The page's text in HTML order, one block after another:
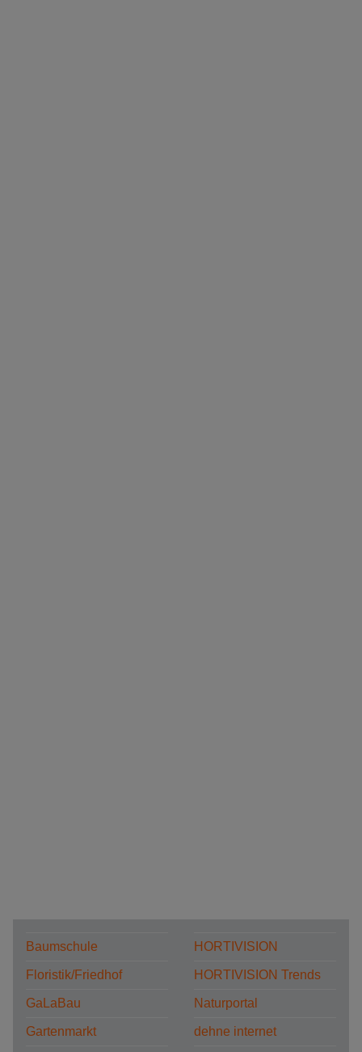
Baumschule
Floristik/Friedhof
GaLaBau
Gartenmarkt
HORTIVISION
HORTIVISION Trends
Naturportal
dehne internet